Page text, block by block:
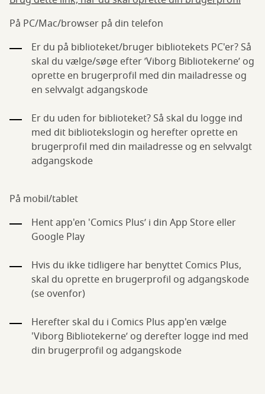
På PC/Mac/browser på din telefon
Er du på biblioteket/bruger bibliotekets PC'er? Så
skal du vælge/søge efter ’Viborg Bibliotekerne’ og
oprette en brugerprofil med din mailadresse og
en selvvalgt adgangskode
Er du uden for biblioteket? Så skal du logge ind
med dit bibliotekslogin og herefter oprette en
brugerprofil med din mailadresse og en selvvalgt
adgangskode
På mobil/tablet
Hent app'en 'Comics Plus’ i din App Store eller
Google Play
Hvis du ikke tidligere har benyttet Comics Plus,
skal du oprette en brugerprofil og adgangskode
(se ovenfor)
Herefter skal du i Comics Plus app'en vælge
'Viborg Bibliotekerne’ og derefter logge ind med
din brugerprofil og adgangskode